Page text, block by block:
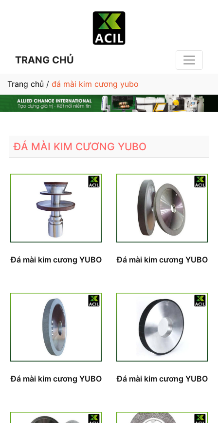
TRANG CHỦ
Trang chủ / đá mài kim cương yubo
ĐÁ MÀI KIM CƯƠNG YUBO
Đá mài kim cương YUBO Đá mài kim cương YUBO
Đá mài kim cương YUBO Đá mài kim cương YUBO